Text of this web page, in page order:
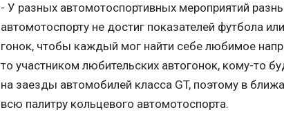
- У разных автомотоспортивных мероприятий
автомотоспорту не достиг показателей футбола
гонок, чтобы каждый мог найти себе любимое
то участником любительских автогонок, кому-то
на заезды автомобилей класса GT, поэтому в
всю палитру кольцевого автомотоспорта.